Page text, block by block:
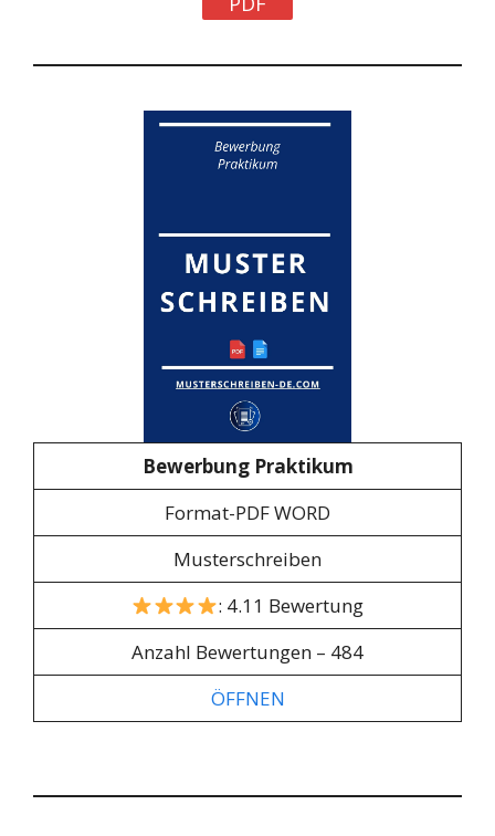
Bewerbung Praktikum
Format-PDF WORD
Musterschreiben
: 4.11 Bewertung
Anzahl Bewertungen – 484
ÖFFNEN